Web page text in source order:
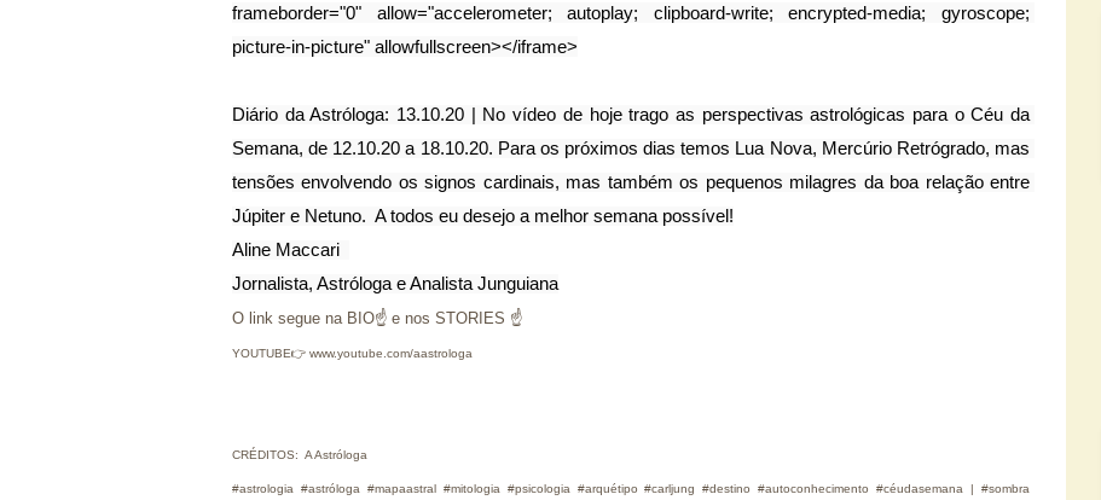
frameborder="0" allow="accelerometer; autoplay; clipboard-write; encrypted-media; gyroscope;
picture-in-picture" allowfullscreen></iframe>
Diário da Astróloga: 13.10.20 | No vídeo de hoje trago as perspectivas astrológicas para o Céu da
Semana, de 12.10.20 a 18.10.20. Para os próximos dias temos Lua Nova, Mercúrio Retrógrado, mas
tensões envolvendo os signos cardinais, mas também os pequenos milagres da boa relação entre
Júpiter e Netuno.  A todos eu desejo a melhor semana possível!
Aline Maccari
Jornalista, Astróloga e Analista Junguiana
O link segue na BIO☝ e nos STORIES ☝
YOUTUBE👉 www.youtube.com/aastrologa
CRÉDITOS: A Astróloga
#astrologia #astróloga #mapaastral #mitologia #psicologia #arquétipo #carljung #destino #autoconhecimento #céudasemana | #sombra